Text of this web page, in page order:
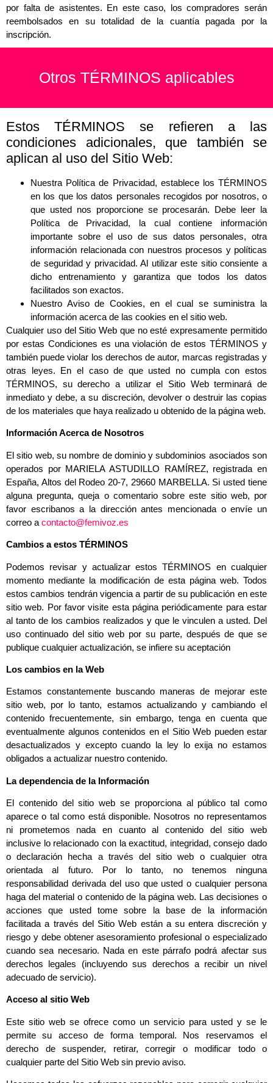
por falta de asistentes. En este caso, los compradores serán
reembolsados en su totalidad de la cuantía pagada por la
inscripción.
Otros TÉRMINOS aplicables
Estos TÉRMINOS se refieren a las
condiciones adicionales, que también se
aplican al uso del Sitio Web:
Nuestra Política de Privacidad, establece los TÉRMINOS
en los que los datos personales recogidos por nosotros, o
que usted nos proporcione se procesarán. Debe leer la
Política de Privacidad, la cual contiene información
importante sobre el uso de sus datos personales, otra
información relacionada con nuestros procesos y políticas
de seguridad y privacidad. Al utilizar este sitio consiente a
dicho entrenamiento y garantiza que todos los datos
facilitados son exactos.
Nuestro Aviso de Cookies, en el cual se suministra la
información acerca de las cookies en el sitio web.
Cualquier uso del Sitio Web que no esté expresamente permitido
por estas Condiciones es una violación de estos TÉRMINOS y
también puede violar los derechos de autor, marcas registradas y
otras leyes. En el caso de que usted no cumpla con estos
TÉRMINOS, su derecho a utilizar el Sitio Web terminará de
inmediato y debe, a su discreción, devolver o destruir las copias
de los materiales que haya realizado u obtenido de la página web.
Información Acerca de Nosotros
El sitio web, su nombre de dominio y subdominios asociados son
operados por MARIELA ASTUDILLO RAMÍREZ, registrada en
España, Altos del Rodeo 20-7, 29660 MARBELLA. Si usted tiene
alguna pregunta, queja o comentario sobre este sitio web, por
favor escribanos a la dirección antes mencionada o envíe un
correo a contacto@femivoz.es
Cambios a estos TÉRMINOS
Podemos revisar y actualizar estos TÉRMINOS en cualquier
momento mediante la modificación de esta página web. Todos
estos cambios tendrán vigencia a partir de su publicación en este
sitio web. Por favor visite esta página periódicamente para estar
al tanto de los cambios realizados y que le vinculen a usted. Del
uso continuado del sitio web por su parte, después de que se
publique cualquier actualización, se infiere su aceptación
Los cambios en la Web
Estamos constantemente buscando maneras de mejorar este
sitio web, por lo tanto, estamos actualizando y cambiando el
contenido frecuentemente, sin embargo, tenga en cuenta que
eventualmente algunos contenidos en el Sitio Web pueden estar
desactualizados y excepto cuando la ley lo exija no estamos
obligados a actualizar nuestro contenido.
La dependencia de la Información
El contenido del sitio web se proporciona al público tal como
aparece o tal como está disponible. Nosotros no representamos
ni prometemos nada en cuanto al contenido del sitio web
inclusive lo relacionado con la exactitud, integridad, consejo dado
o declaración hecha a través del sitio web o cualquier otra
orientada al futuro. Por lo tanto, no tenemos ninguna
responsabilidad derivada del uso que usted o cualquier persona
haga del material o contenido de la página web. Las decisiones o
acciones que usted tome sobre la base de la información
facilitada a través del Sitio Web están a su entera discreción y
riesgo y debe obtener asesoramiento profesional o especializado
cuando sea necesario. Nada en este párrafo podrá afectar sus
derechos legales (incluyendo sus derechos a recibir un nivel
adecuado de servicio).
Acceso al sitio Web
Este sitio web se ofrece como un servicio para usted y se le
permite su acceso de forma temporal. Nos reservamos el
derecho de suspender, retirar, corregir o modificar todo o
cualquier parte del Sitio Web sin previo aviso.